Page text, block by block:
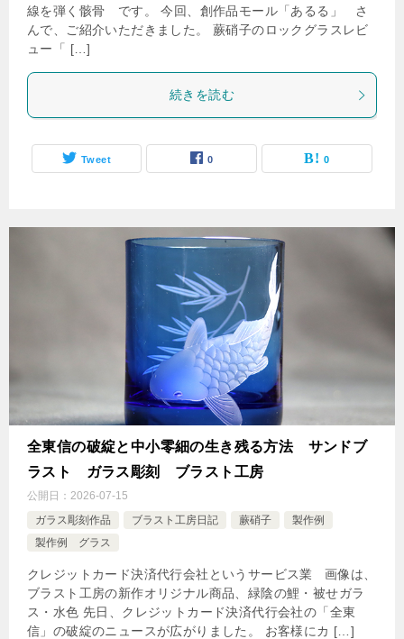
線を弾く骸骨 です。 今回、創作品モール「あるる」 さ
んで、ご紹介いただきました。 蕨硝子のロックグラスレビ
ュー「 […]
続きを読む
Tweet 0 0
全東信の破綻と中小零細の生き残る方法 サンドブ
ラスト ガラス彫刻 ブラスト工房
公開日： 2026-07-15
ガラス彫刻作品
ブラスト工房日記 蕨硝子
製作例
製作例 グラス
クレジットカード決済代行会社というサービス業 画像は、
ブラスト工房の新作オリジナル商品、緑陰の鯉・被せガラ
ス・水色 先日、クレジットカード決済代行会社の「全東
信」の破綻のニュースが広がりました。 お客様にカ […]